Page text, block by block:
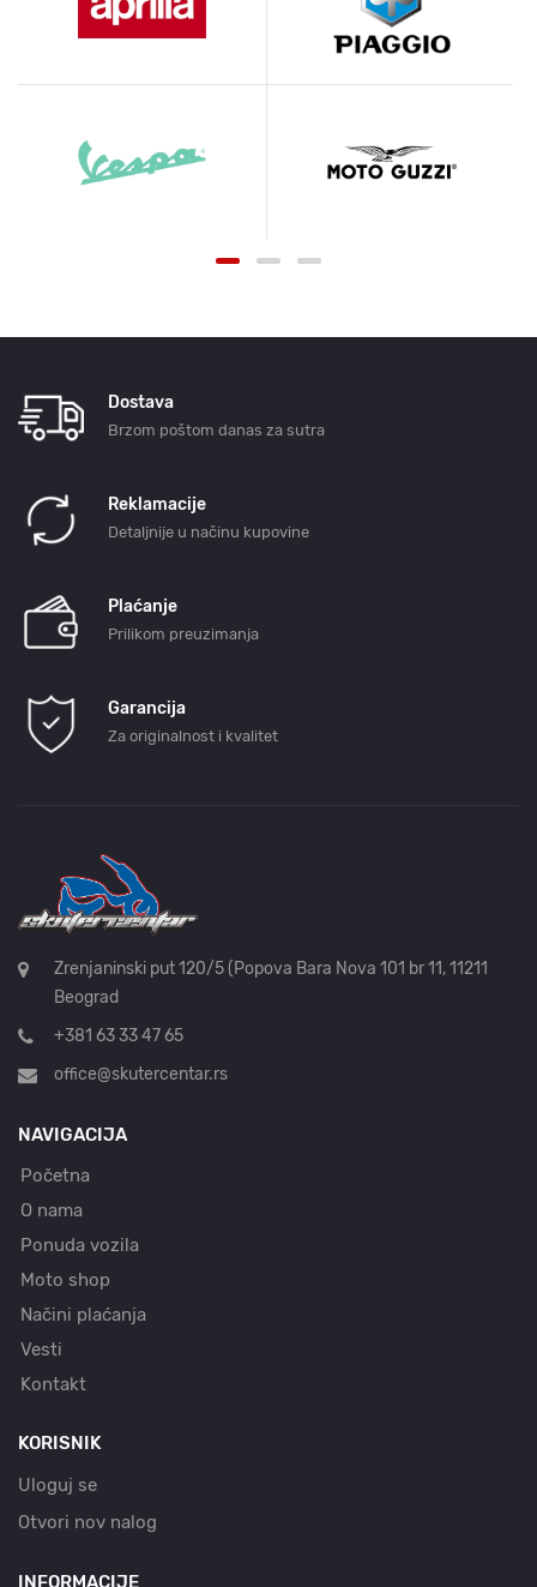
Dostava
Brzom poštom danas za sutra
Reklamacije
Detaljnije u načinu kupovine
Plaćanje
Prilikom preuzimanja
Garancija
Za originalnost i kvalitet
Zrenjaninski put 120/5 (Popova Bara Nova 101 br 11, 11211
Beograd
+381 63 33 47 65
office@skutercentar.rs
NAVIGACIJA
Početna
O nama
Ponuda vozila
Moto shop
Načini plaćanja
Vesti
Kontakt
KORISNIK
Uloguj se
Otvori nov nalog
INFORMACIJE